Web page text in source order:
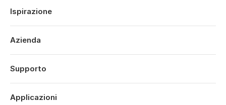
Ispirazione
Viaggi
Matrimoni
Anniversari
San Valentino
Azienda
Chi siamo
Caratteristiche
Affiliates
Supporto
Accedi
Cronologia ordini
Applicazioni